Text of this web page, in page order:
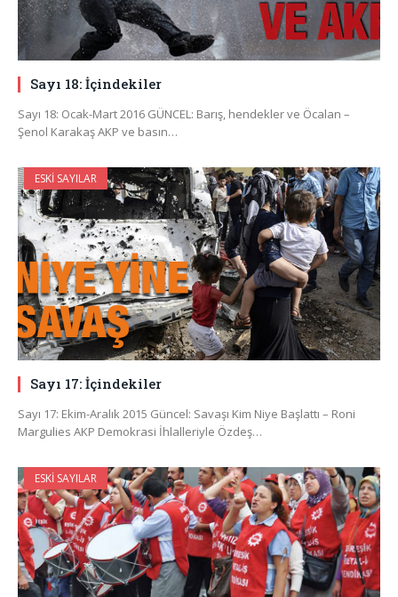
Sayı 18: İçindekiler
Sayı 18: Ocak-Mart 2016 GÜNCEL: Barış, hendekler ve Öcalan –
Şenol Karakaş AKP ve basın…
ESKI SAYILAR
Sayı 17: İçindekiler
Sayı 17: Ekim-Aralık 2015 Güncel: Savaşı Kim Niye Başlattı – Roni
Margulies AKP Demokrasi İhlalleriyle Özdeş…
ESKI SAYILAR